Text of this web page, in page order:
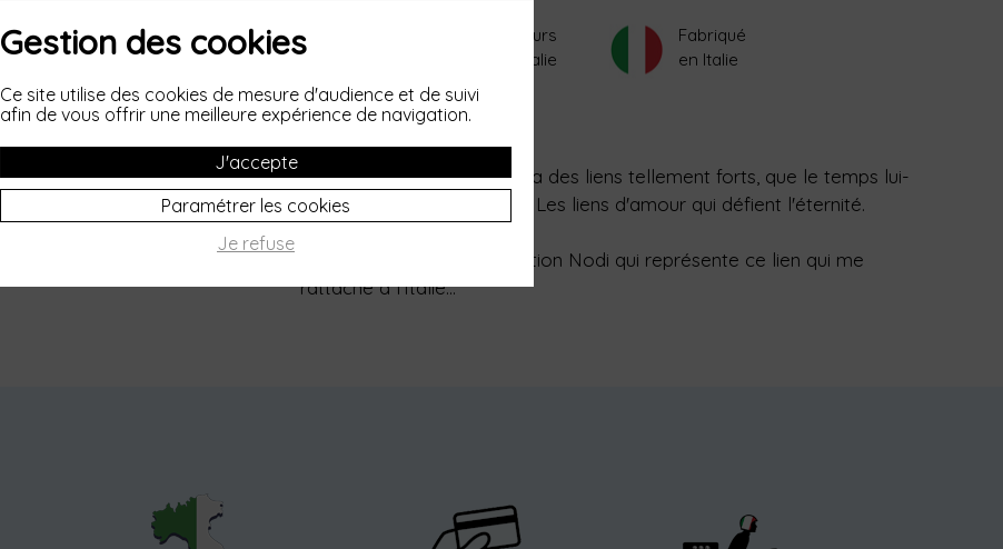
Livraison sous 10 jours
maximum depuis l'Italie
Fabriqué
en Italie
Des liens indissolubles. Il y a des liens tellement forts, que le temps lui-
même ne pourra les délier. Les liens d'amour qui défient l'éternité.
Je vous présente la collection Nodi qui représente ce lien qui me
rattache à l'Italie...
Gestion des cookies
Ce site utilise des cookies de mesure d'audience et de suivi
afin de vous offrir une meilleure expérience de navigation.
J'accepte
Paramétrer les cookies
Je refuse